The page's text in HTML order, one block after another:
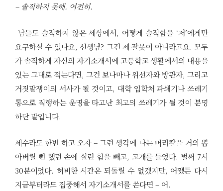
– 솔직하지 못해. 여전히.
남들도 솔직하지 않은 세상에서, 어떻게 솔직함을 ‘저’에게만
요구하실 수 있나요, 선생님? 그건 제 잘못이 아니라고요. 모두
가 솔직하게 자신의 자기소개서에 고등학교 생활에서의 내용을
있는 그대로 적는다면, 그건 보나마나 위선자와 방관자, 그리고
거짓말쟁이의 서사가 될 것이고, 대학 입학처 파쇄기나 쓰레기
통으로 직행하는 운명을 타고난 최고의 쓰레기가 될 것이 분명
하단 말입니다.
세수라도 한번 하고 오자 – 그런 생각에 나는 머리칼을 거의 뽑
아버릴 뻔 했던 손에 실린 힘을 빼고, 고개를 들었다. 벌써 7시
30분이었다. 허비한 시간은 되돌릴 수 없겠지만, 어쨌든 다시
지금부터라도 집중해서 자기소개서를 쓴다면 – 어.